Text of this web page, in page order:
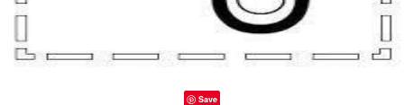
Save